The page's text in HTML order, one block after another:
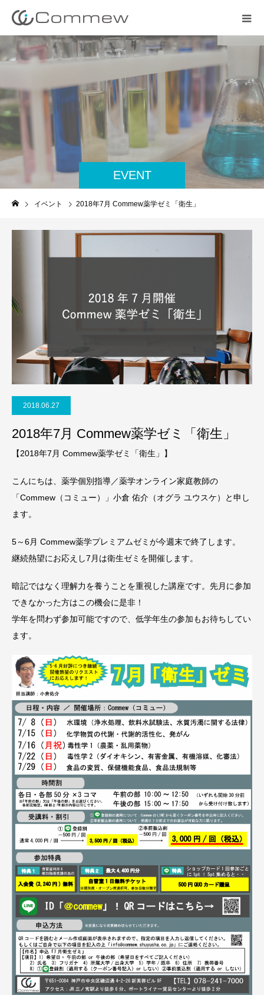
EVENT
イベント 2018年7月 Commew薬学ゼミ「衛生」
2018.06.27
2018年7月 Commew薬学ゼミ「衛生」
【2018年7月 Commew薬学ゼミ「衛生」】
こんにちは、薬学個別指導／薬学オンライン家庭教師の
「Commew（コミュー）」小倉 佑介（オグラ ユウスケ）と申し
ます。
5～6月 Commew薬学プレミアムゼミが今週末で終了します。
継続熱望にお応えし7月は衛生ゼミを開催します。
暗記ではなく理解力を養うことを重視した講座です。先月に参加
できなかった方はこの機会に是非！
学年を問わず参加可能ですので、低学年生の参加もお待ちしてい
ます。